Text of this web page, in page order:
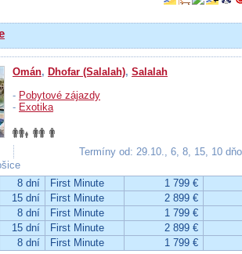
Omán, Dhofar (Salalah), Salalah
- Pobytové zájazdy
- Exotika
Termíny od: 29.10., 6, 8, 15, 10
8 dní First Minute
1 799 €
15 dní First Minute
2 899 €
8 dní First Minute
1 799 €
15 dní First Minute
2 899 €
8 dní First Minute 1 799 €